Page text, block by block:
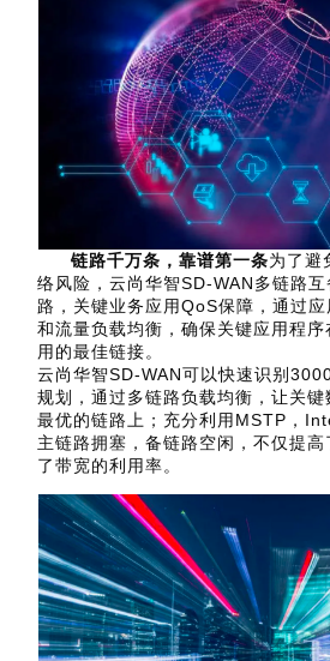
链路千万条，靠谱第一条为了避
络风险，云尚华智SD-WAN多链路
路，关键业务应用QoS保障，通过
和流量负载均衡，确保关键应用程
用的最佳链接。
云尚华智SD-WAN可以快速识别
规划，通过多链路负载均衡，让关
最优的链路上；充分利用MSTP，
主链路拥塞，备链路空闲，不仅提
了带宽的利用率。